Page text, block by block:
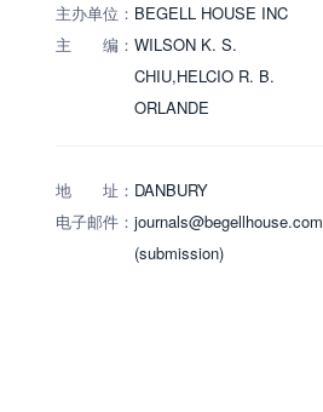
主办单位： BEGELL HOUSE INC
主 编： WILSON K. S.
CHIU,HELCIO R. B.
ORLANDE
地 址： DANBURY
电子邮件： journals@begellhouse.com
(submission)